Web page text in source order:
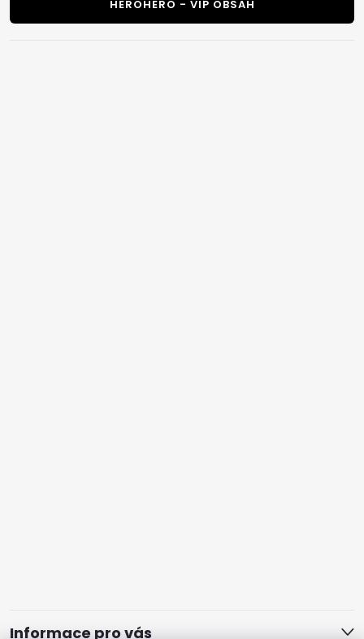
HEROHERO - VIP OBSAH
Informace pro vás